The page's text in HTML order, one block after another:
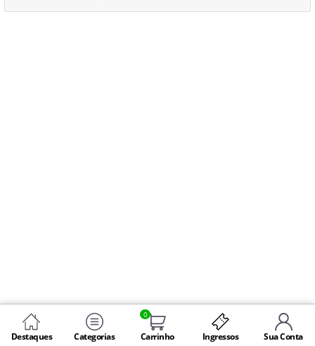
Destaques Categorias
0
Carrinho Ingressos Sua Conta